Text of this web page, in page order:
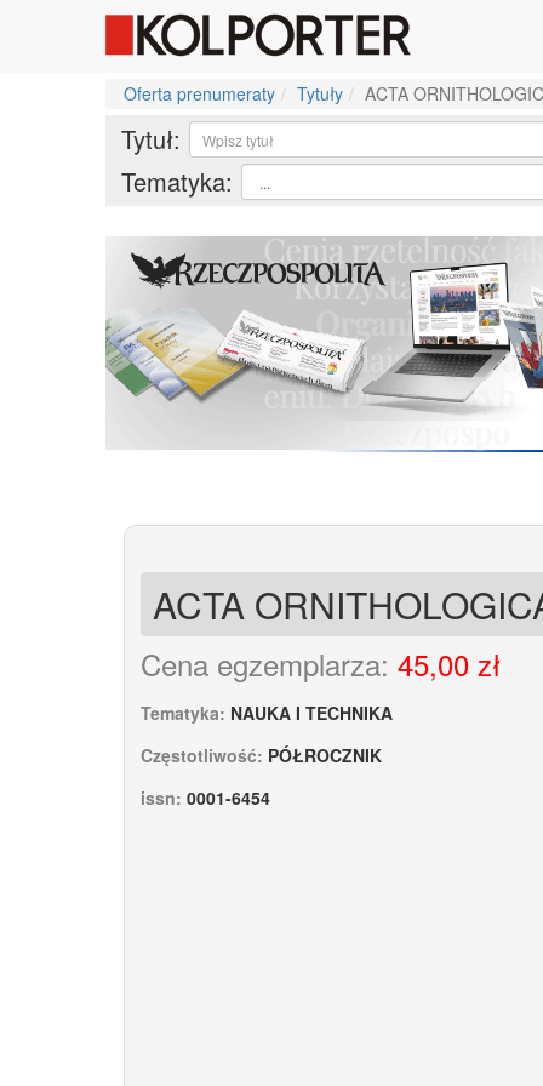
Oferta prenumeraty Tytuły ACTA
Tytuł:
Tematyka:
ACTA
Cena egzemplarza: 45,00 zł
Tematyka: NAUKA I TECHNIKA
Częstotliwość: PÓŁROCZNIK
issn: 0001-6454